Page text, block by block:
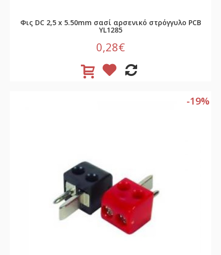
Φις DC 2,5 x 5.50mm σασί αρσενικό στρόγγυλο PCB
YL1285
0,28€
-19%